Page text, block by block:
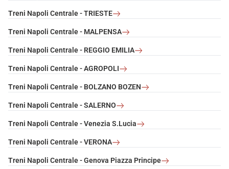
Treni Napoli Centrale - TRIESTE
Treni Napoli Centrale - MALPENSA
Treni Napoli Centrale - REGGIO EMILIA
Treni Napoli Centrale - AGROPOLI
Treni Napoli Centrale - BOLZANO BOZEN
Treni Napoli Centrale - SALERNO
Treni Napoli Centrale - Venezia S.Lucia
Treni Napoli Centrale - VERONA
Treni Napoli Centrale - Genova Piazza Principe